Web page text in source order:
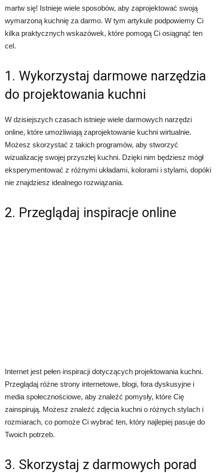
martw się! Istnieje wiele sposobów, aby zaprojektować swoją
wymarzoną kuchnię za darmo. W tym artykule podpowiemy Ci
kilka praktycznych wskazówek, które pomogą Ci osiągnąć ten
cel.
1. Wykorzystaj darmowe narzędzia
do projektowania kuchni
W dzisiejszych czasach istnieje wiele darmowych narzędzi
online, które umożliwiają zaprojektowanie kuchni wirtualnie.
Możesz skorzystać z takich programów, aby stworzyć
wizualizację swojej przyszłej kuchni. Dzięki nim będziesz mógł
eksperymentować z różnymi układami, kolorami i stylami, dopóki
nie znajdziesz idealnego rozwiązania.
2. Przeglądaj inspiracje online
Internet jest pełen inspiracji dotyczących projektowania kuchni.
Przeglądaj różne strony internetowe, blogi, fora dyskusyjne i
media społecznościowe, aby znaleźć pomysły, które Cię
zainspirują. Możesz znaleźć zdjęcia kuchni o różnych stylach i
rozmiarach, co pomoże Ci wybrać ten, który najlepiej pasuje do
Twoich potrzeb.
3. Skorzystaj z darmowych porad